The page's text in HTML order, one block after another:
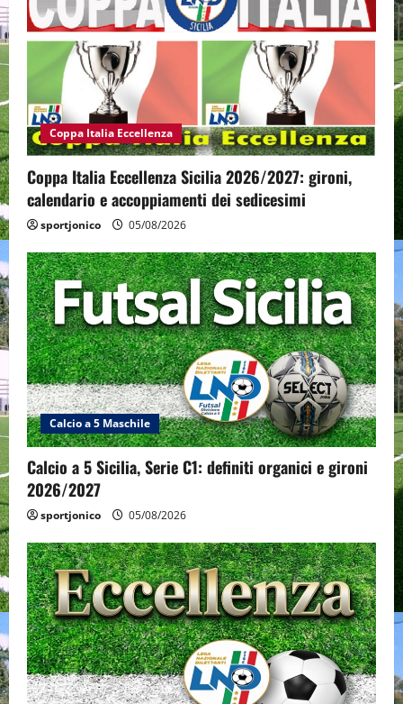
Coppa Italia Eccellenza
Coppa Italia Eccellenza Sicilia 2026/2027: gironi,
calendario e accoppiamenti dei sedicesimi
sportjonico 05/08/2026
Calcio a 5 Maschile
Calcio a 5 Sicilia, Serie C1: definiti organici e gironi
2026/2027
sportjonico 05/08/2026